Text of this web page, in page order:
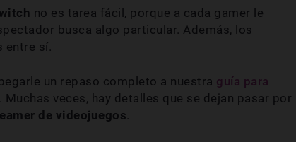
no es tarea fácil, porque a cada gamer le
busca algo particular. Además, los
entre sí.
un repaso completo a nuestra guía para
. Muchas veces, hay detalles que se dejan pasar por
de videojuegos.